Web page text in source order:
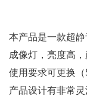
本产品是一款超
成像灯，亮度高
使用要求可更换（
产品设计有非常